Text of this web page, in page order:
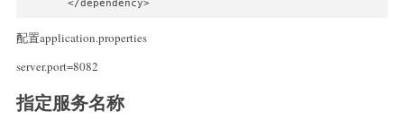
配置application.properties
server.port=8082
指定服务名称